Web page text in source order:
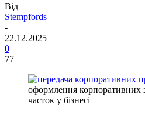
Від
Stempfords
-
22.12.2025
0
77
оформлення корпоративних
часток у бізнесі